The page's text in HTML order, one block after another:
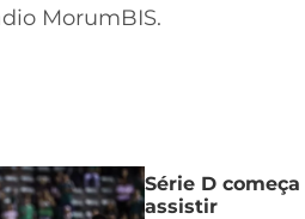
MorumBIS.
Série D
assistir